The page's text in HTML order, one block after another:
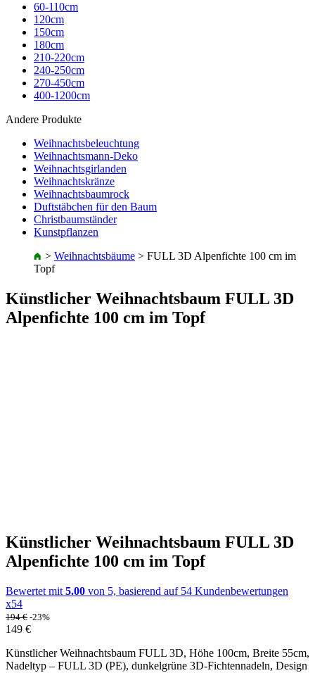
60-110cm
120cm
150cm
180cm
210-220cm
240-250cm
270-450cm
400-1200cm
Andere Produkte
Weihnachtsbeleuchtung
Weihnachtsmann-Deko
Weihnachtsgirlanden
Weihnachtskränze
Weihnachtsbaumrock
Duftstäbchen für den Baum
Christbaumständer
Kunstpflanzen
> Weihnachtsbäume > FULL 3D Alpenfichte 100 cm im
Topf
Künstlicher Weihnachtsbaum FULL 3D
Alpenfichte 100 cm im Topf
Künstlicher Weihnachtsbaum FULL 3D
Alpenfichte 100 cm im Topf
Bewertet mit 5.00 von 5, basierend auf 54 Kundenbewertungen
x54
194€ -23%
149 €
Künstlicher Weihnachtsbaum FULL 3D, Höhe 100cm, Breite 55cm,
Nadeltyp – FULL 3D (PE), dunkelgrüne 3D-Fichtennadeln, Design